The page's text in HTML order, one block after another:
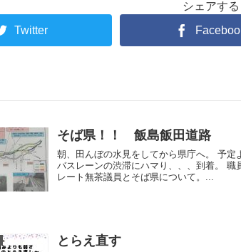
シェアする
Twitter
そば県！！ 飯島飯田道路
朝、田んぼの水見をしてから県庁へ。 予
バスレーンの渋滞にハマり、、、到着。
レート無茶議員とそば県について。...
とらえ直す